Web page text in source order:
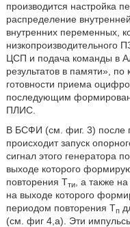
производится настройка
распределение
внутренних переменных,
низкопроизводительного
ЦСП и подача команды в
результатов в памяти»,
готовности приема
последующим
ПЛИС.
В БСФИ (см. фиг. 3) после
происходит запуск
сигнал этого генератора
выходе которого
повторения Tти, а также
на выходе которого
периодом повторения Тп
(см. фиг 4,а). Эти